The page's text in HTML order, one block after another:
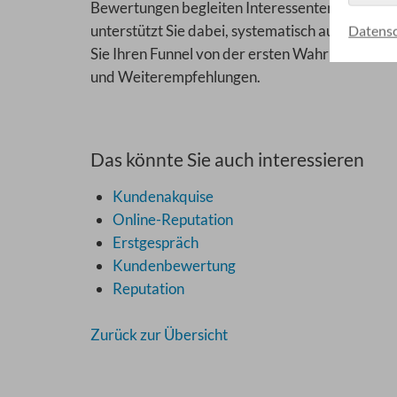
Bewertungen begleiten Interessenten auf
unterstützt Sie dabei, systematisch
Sie Ihren Funnel von der ersten Wahrnehmung
und Weiterempfehlungen.
Das könnte Sie auch interessieren
Kundenakquise
Online-Reputation
Erstgespräch
Kundenbewertung
Reputation
Zurück zur Übersicht